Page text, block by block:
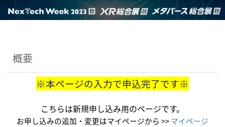
概要
※本ページの入力で申込完了です※
こちらは新規申し込み用のページです。
お申し込みの追加・変更はマイページから >>マイページ